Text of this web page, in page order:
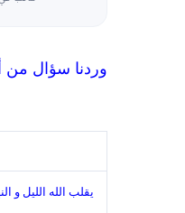
وردنا سؤال من
يقلب الله الليل و